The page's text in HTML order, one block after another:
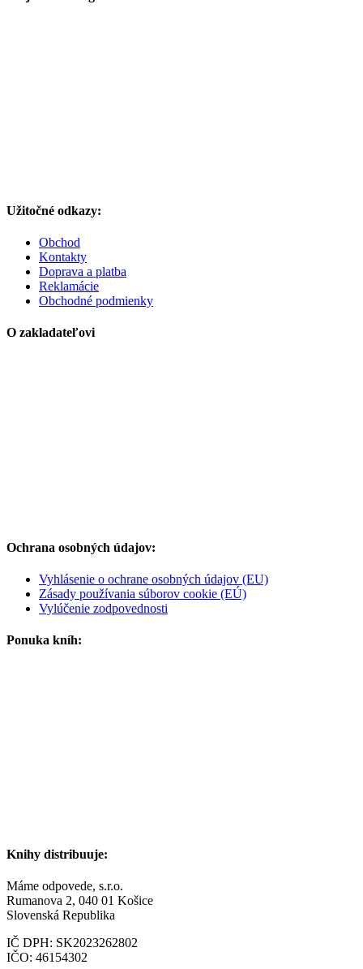
Užitočné odkazy:
Obchod
Kontakty
Doprava a platba
Reklamácie
Obchodné podmienky
O zakladateľovi
Ochrana osobných údajov:
Vyhlásenie o ochrane osobných údajov (EU)
Zásady používania súborov cookie (EÚ)
Vylúčenie zodpovednosti
Ponuka kníh:
Knihy distribuuje:
Máme odpovede, s.r.o.
Rumanova 2, 040 01 Košice
Slovenská Republika
IČ DPH: SK2023262802
IČO: 46154302